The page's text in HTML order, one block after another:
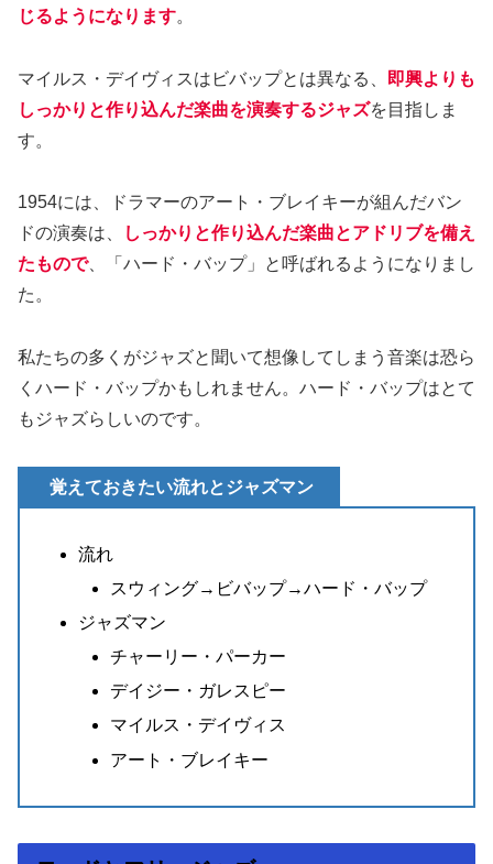
じるようになります。
マイルス・デイヴィスはビバップとは異なる、
即興よりも
しっかりと作り込んだ楽曲を演奏するジャズを目指しま
す。
1954には、ドラマーのアート・ブレイキーが組んだバン
ドの演奏は、
しっかりと作り込んだ楽曲とアドリブを備え
たもので、「ハード・バップ」と呼ばれるようになりまし
た。
私たちの多くがジャズと聞いて想像してしまう音楽は恐ら
くハード・バップかもしれません。ハード・バップはとて
もジャズらしいのです。
覚えておきたい流れとジャズマン
流れ
スウィング→ビバップ→ハード・バップ
ジャズマン
チャーリー・パーカー
デイジー・ガレスピー
マイルス・デイヴィス
アート・ブレイキー